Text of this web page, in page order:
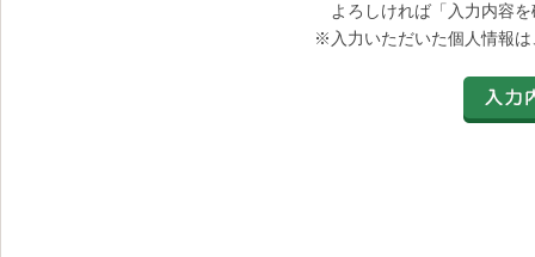
よろしければ「入力内容
※入力いただいた個人情報